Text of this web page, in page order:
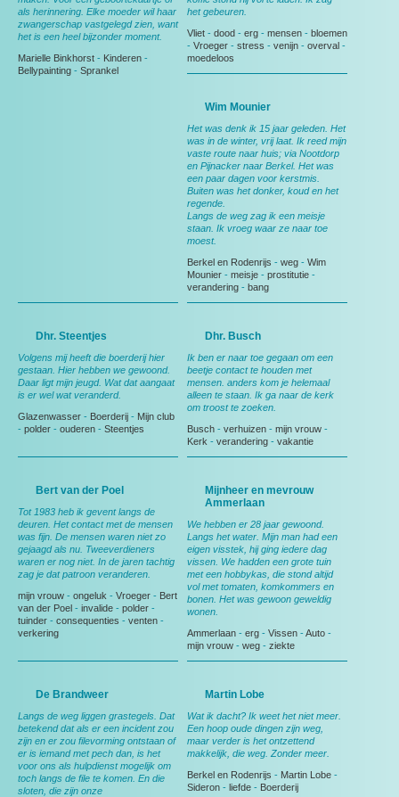
als herinnering. Elke moeder wil haar
zwangerschap vastgelegd zien, want
het is een heel bijzonder moment.
Marielle Binkhorst - Kinderen -
Bellypainting - Sprankel
het gebeuren.
Vliet - dood - erg - mensen - bloemen
- Vroeger - stress - venijn - overval -
moedeloos
Wim Mounier
Het was denk ik 15 jaar geleden. Het
was in de winter, vrij laat. Ik reed mijn
vaste route naar huis; via Nootdorp
en Pijnacker naar Berkel. Het was
een paar dagen voor kerstmis.
Buiten was het donker, koud en het
regende.
Langs de weg zag ik een meisje
staan. Ik vroeg waar ze naar toe
moest.
Berkel en Rodenrijs - weg - Wim
Mounier - meisje - prostitutie -
verandering - bang
Dhr. Steentjes
Volgens mij heeft die boerderij hier
gestaan. Hier hebben we gewoond.
Daar ligt mijn jeugd. Wat dat aangaat
is er wel wat veranderd.
Glazenwasser - Boerderij - Mijn club
- polder - ouderen - Steentjes
Dhr. Busch
Ik ben er naar toe gegaan om een
beetje contact te houden met
mensen. anders kom je helemaal
alleen te staan. Ik ga naar de kerk
om troost te zoeken.
Busch - verhuizen - mijn vrouw -
Kerk - verandering - vakantie
Bert van der Poel
Tot 1983 heb ik gevent langs de
deuren. Het contact met de mensen
was fijn. De mensen waren niet zo
gejaagd als nu. Tweeverdieners
waren er nog niet. In de jaren tachtig
zag je dat patroon veranderen.
mijn vrouw - ongeluk - Vroeger - Bert
van der Poel - invalide - polder -
tuinder - consequenties - venten -
verkering
Mijnheer en mevrouw
Ammerlaan
We hebben er 28 jaar gewoond.
Langs het water. Mijn man had een
eigen visstek, hij ging iedere dag
vissen. We hadden een grote tuin
met een hobbykas, die stond altijd
vol met tomaten, komkommers en
bonen. Het was gewoon geweldig
wonen.
Ammerlaan - erg - Vissen -Auto -
mijn vrouw - weg - ziekte
De Brandweer
Langs de weg liggen grastegels. Dat
betekend dat als er een incident zou
zijn en er zou filevorming ontstaan of
er is iemand met pech dan, is het
voor ons als hulpdienst mogelijk om
toch langs de file te komen. En die
sloten, die zijn onze
Martin Lobe
Wat ik dacht? Ik weet het niet meer.
Een hoop oude dingen zijn weg,
maar verder is het ontzettend
makkelijk, die weg. Zonder meer.
Berkel en Rodenrijs - Martin Lobe -
Sideron - liefde - Boerderij